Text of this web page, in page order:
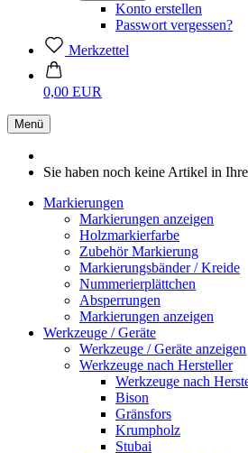
Konto erstellen
Passwort vergessen?
Merkzettel
0,00 EUR
Menü
Sie haben noch keine Artikel in
Markierungen
Markierungen anzeigen
Holzmarkierfarbe
Zubehör Markierung
Markierungsbänder / Kreide
Nummerierplättchen
Absperrungen
Markierungen anzeigen
Werkzeuge / Geräte
Werkzeuge / Geräte anzeigen
Werkzeuge nach Hersteller
Werkzeuge nach
Bison
Gränsfors
Krumpholz
Stubai